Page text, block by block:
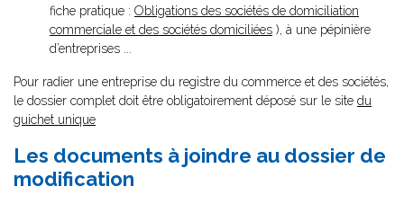
fiche pratique : Obligations des sociétés de domiciliation
commerciale et des sociétés domiciliées ), à une pépinière
d’entreprises ...
Pour radier une entreprise du registre du commerce et des sociétés,
le dossier complet doit être obligatoirement déposé sur le site du
guichet unique
Les documents à joindre au dossier de
modification